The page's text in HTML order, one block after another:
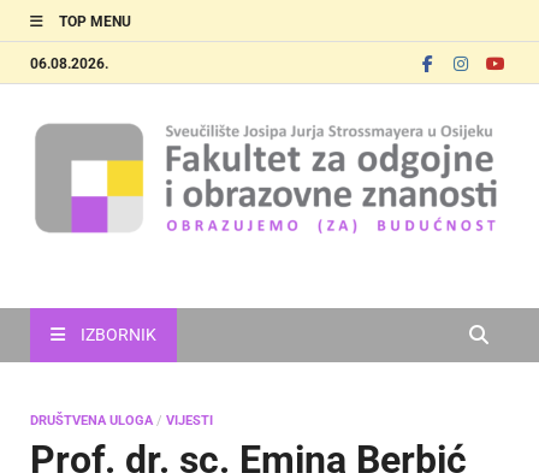
TOP MENU
06.08.2026.
IZBORNIK
DRUŠTVENA ULOGA/ VIJESTI
Prof. dr. sc. Emina Berbić